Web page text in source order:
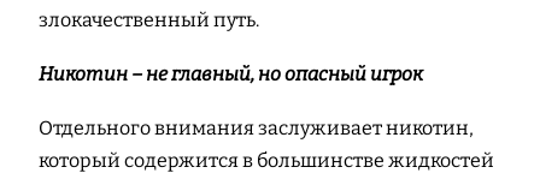
злокачественный путь.
Никотин – не главный, но опасный игрок
Отдельного внимания заслуживает никотин,
который содержится в большинстве жидкостей